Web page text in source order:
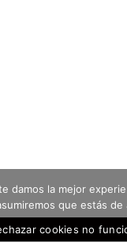
damos la mejor
que estás
cookies no